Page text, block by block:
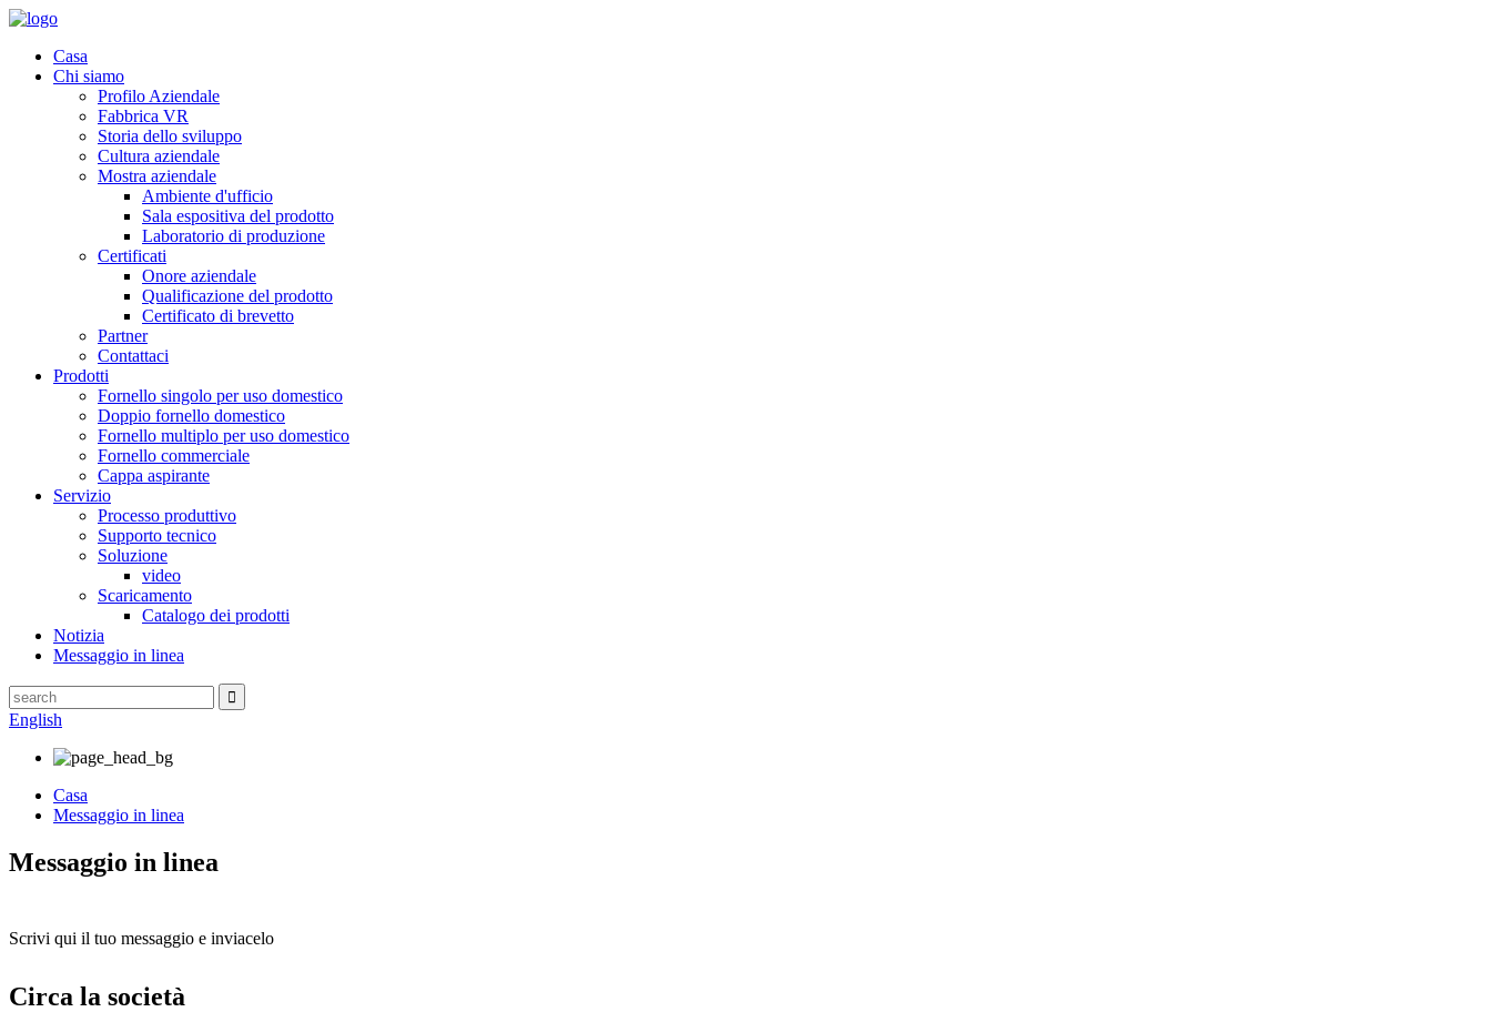
Casa
Chi siamo
Profilo Aziendale
Fabbrica VR
Storia dello sviluppo
Cultura aziendale
Mostra aziendale
Ambiente d'ufficio
Sala espositiva del prodotto
Laboratorio di produzione
Certificati
Onore aziendale
Qualificazione del prodotto
Certificato di brevetto
Partner
Contattaci
Prodotti
Fornello singolo per uso domestico
Doppio fornello domestico
Fornello multiplo per uso domestico
Fornello commerciale
Cappa aspirante
Servizio
Processo produttivo
Supporto tecnico
Soluzione
video
Scaricamento
Catalogo dei prodotti
Notizia
Messaggio in linea
English
Casa
Messaggio in linea
Messaggio in linea
Scrivi qui il tuo messaggio e inviacelo
Circa la società